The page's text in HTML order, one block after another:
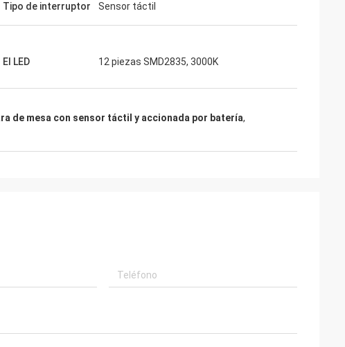
Tipo de interruptor Sensor táctil
El LED 12 piezas SMD2835, 3000K
de mesa con sensor táctil y accionada por batería,